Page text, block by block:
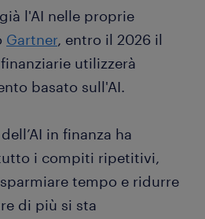
l'AI nelle proprie
Gartner, entro il 2026 il
utilizzerà
basato sull'AI.
in finanza ha
i compiti ripetitivi,
tempo e ridurre
di più si sta